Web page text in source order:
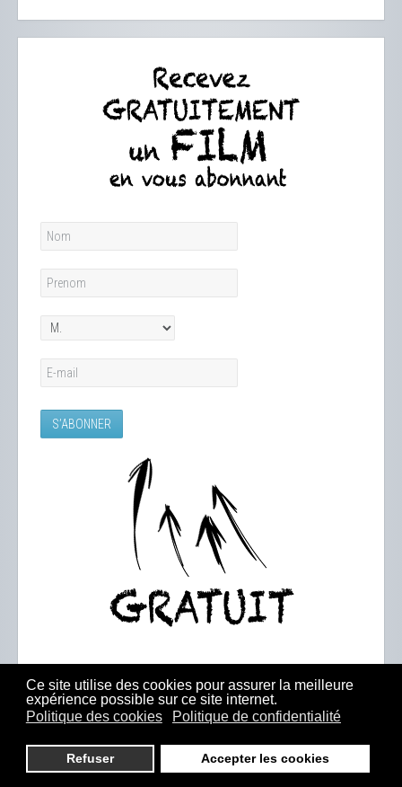
Ce site utilise des cookies pour assurer la meilleure
expérience possible sur ce site internet.
Politique des cookies
Politique de confidentialité
Refuser Accepter les cookies